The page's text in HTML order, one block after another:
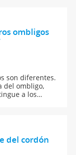
ombligos
son diferentes.
del ombligo,
a los
el
del cordón